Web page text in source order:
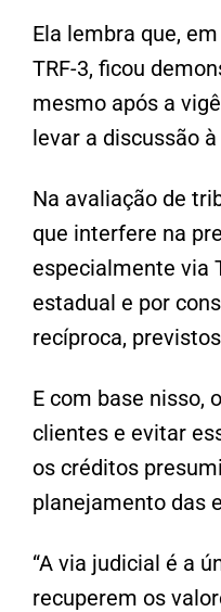
Ela lembra que,
TRF-3, ficou
mesmo após a
levar a discussão
Na avaliação de
que interfere na
especialmente via
estadual e por
recíproca,
E com base nisso,
clientes e evitar
os créditos
planejamento das
“A via judicial é a
recuperem os